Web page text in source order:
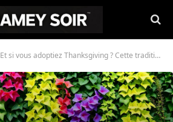
Et si vous adoptiez Thanksgiving ? Cette tradition américaine séduit de plus en plus les Français !